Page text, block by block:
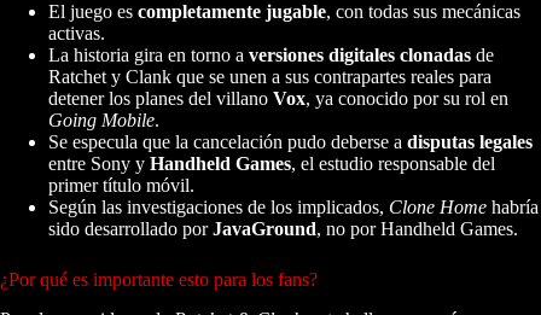
El juego es completamente jugable, con todas sus mecánicas
activas.
La historia gira en torno a versiones digitales clonadas de
Ratchet y Clank que se unen a sus contrapartes reales para
detener los planes del villano Vox, ya conocido por su rol en
Going Mobile.
Se especula que la cancelación pudo deberse a disputas legales
entre Sony y Handheld Games, el estudio responsable del
primer título móvil.
Según las investigaciones de los implicados, Clone Home habría
sido desarrollado porJavaGround, no por Handheld Games.
¿Por qué es importante esto para los fans?